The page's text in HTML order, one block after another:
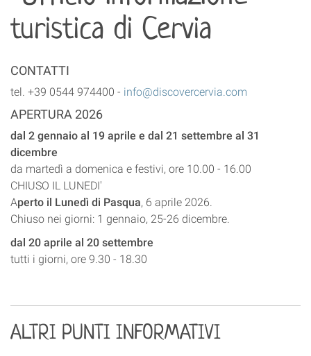
CONTATTI
tel. +39 0544 974400 - info@discovercervia.com
APERTURA 2026
dal 2 gennaio al 19 aprile e dal 21 settembre al 31
dicembre
da martedì a domenica e festivi, ore 10.00 - 16.00
CHIUSO IL LUNEDI'
Aperto il Lunedì di Pasqua, 6 aprile 2026.
Chiuso nei giorni: 1 gennaio, 25-26 dicembre.
dal 20 aprile al 20 settembre
tutti i giorni, ore 9.30 - 18.30
ALTRI PUNTI INFORMATIVI